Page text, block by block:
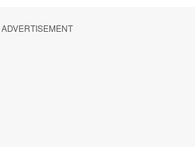
ADVERTISEMENT